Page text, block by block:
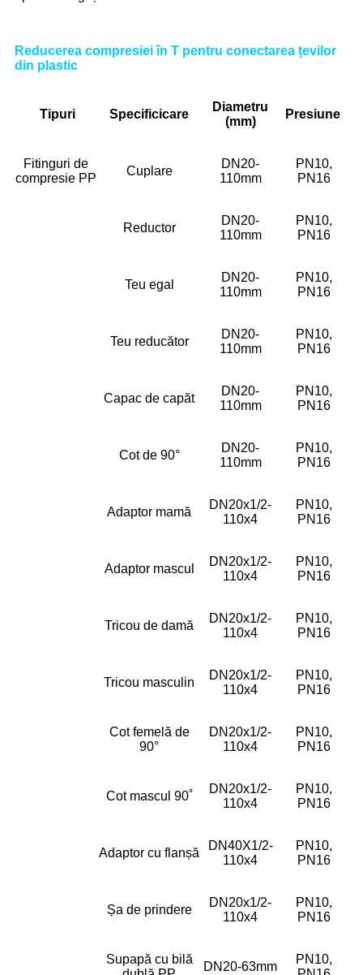
Reducerea compresiei în T pentru conectarea țevilor
din plastic
Tipuri Specificicare
Diametru
(mm)
Presiune
Fitinguri de
compresie PP
Cuplare
DN20-
110mm
PN10,
PN16
Reductor
DN20-
110mm
PN10,
PN16
Teu egal
DN20-
110mm
PN10,
PN16
Teu reducător
DN20-
110mm
PN10,
PN16
Capac de capăt
DN20-
110mm
PN10,
PN16
Cot de 90°
DN20-
110mm
PN10,
PN16
Adaptor mamă
DN20x1/2-
110x4
PN10,
PN16
Adaptor mascul
DN20x1/2-
110x4
PN10,
PN16
Tricou de damă
DN20x1/2-
110x4
PN10,
PN16
Tricou masculin
DN20x1/2-
110x4
PN10,
PN16
Cot femelă de
90°
DN20x1/2-
110x4
PN10,
PN16
Cot mascul 90˚
DN20x1/2-
110x4
PN10,
PN16
Adaptor cu flanșă
DN40X1/2-
110x4
PN10,
PN16
Șa de prindere
DN20x1/2-
110x4
PN10,
PN16
Supapă cu bilă
DN20-63mm
PN10,